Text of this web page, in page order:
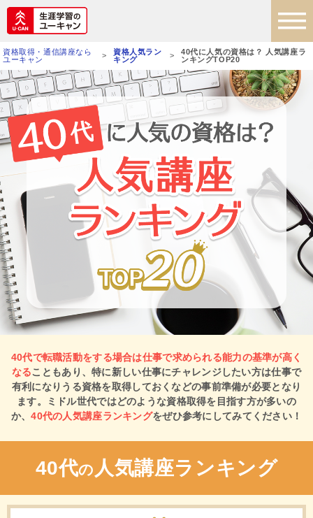
資格取得・通信講座なら
ユーキャン
>
資格人気ラン
キング
>
40代に人気の資格は？ 人気講座ラ
ンキングTOP20
40代で転職活動をする場合は仕事で求められる能力の基準が高く
なることもあり、特に新しい仕事にチャレンジしたい方は仕事で
有利になりうる資格を取得しておくなどの事前準備が必要となり
ます。ミドル世代ではどのような資格取得を目指す方が多いの
か、40代の人気講座ランキングをぜひ参考にしてみてください！
40代の 人気講座ランキング